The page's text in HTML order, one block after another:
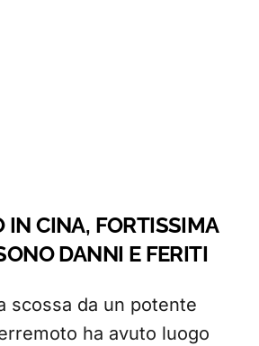
IN CINA, FORTISSIMA
DANNI E FERITI
scossa da un potente
ha avuto luogo